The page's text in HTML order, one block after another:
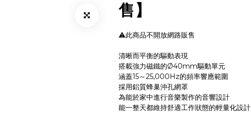
售】
⚠️此商品不開放網路販售
清晰而平衡的驅動表現
搭載強力磁鐵的Ø40mm驅動單元
涵蓋15～25,000Hz的頻率響應範圍
採用鋁質蜂巢沖孔網罩
為能於家中進行音樂製作的音響設計
能一整天都維持舒適工作狀態的輕量化設計